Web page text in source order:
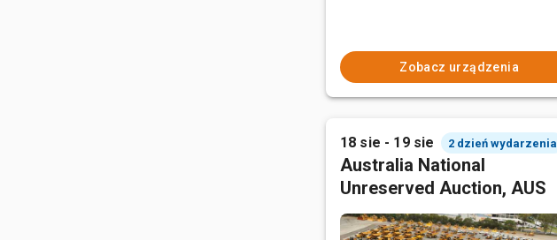
Zobacz urządzenia
18 sie - 19 sie 2 dzień wydarzenia
Australia National
Unreserved Auction, AUS